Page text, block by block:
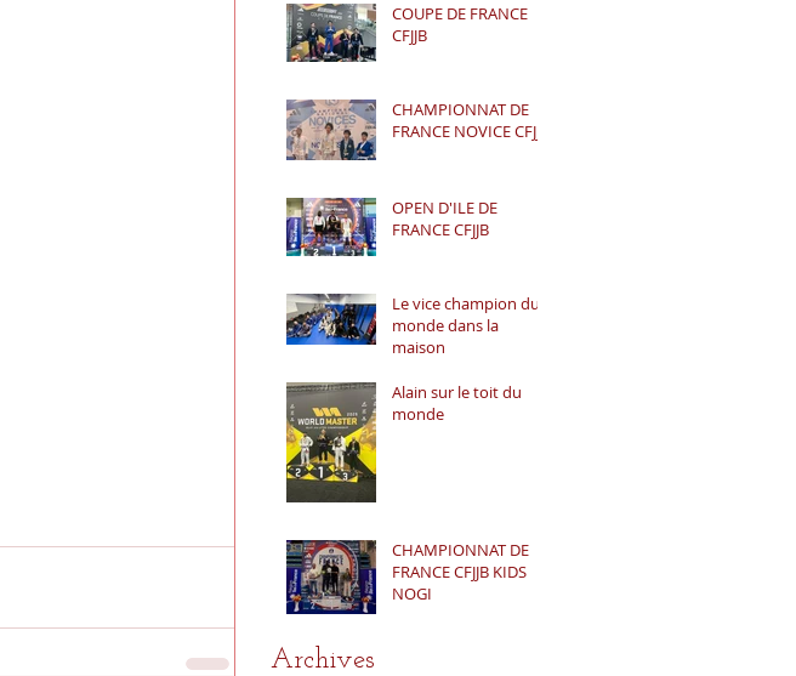
COUPE DE FRANCE
CFJJB
CHAMPIONNAT DE
FRANCE NOVICE CFJJB
OPEN D'ILE DE
FRANCE CFJJB
Le vice champion du
monde dans la
maison
Alain sur le toit du
monde
CHAMPIONNAT DE
FRANCE CFJJB KIDS
NOGI
Archives